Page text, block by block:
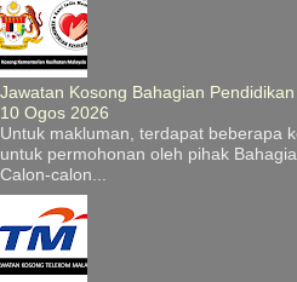
Jawatan Kosong Bahagian
10 Ogos 2026
Untuk makluman, terdapat beberapa
untuk permohonan oleh pihak
Calon-calon...